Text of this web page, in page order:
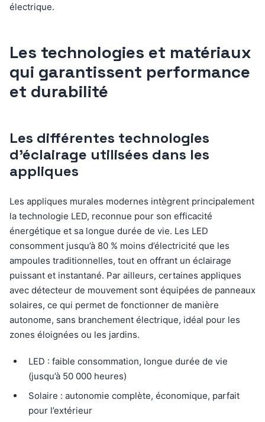
électrique.
Les technologies et matériaux
qui garantissent performance
et durabilité
Les différentes technologies
d’éclairage utilisées dans les
appliques
Les appliques murales modernes intègrent principalement
la technologie LED, reconnue pour son efficacité
énergétique et sa longue durée de vie. Les LED
consomment jusqu’à 80 % moins d’électricité que les
ampoules traditionnelles, tout en offrant un éclairage
puissant et instantané. Par ailleurs, certaines appliques
avec détecteur de mouvement sont équipées de panneaux
solaires, ce qui permet de fonctionner de manière
autonome, sans branchement électrique, idéal pour les
zones éloignées ou les jardins.
LED : faible consommation, longue durée de vie
(jusqu’à 50 000 heures)
Solaire : autonomie complète, économique, parfait
pour l’extérieur